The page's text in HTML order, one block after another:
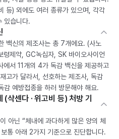
등) 외에도 여러 종류가 있으며, 각각
있습니다.
백신의 제조사는 총 7개에요. (사노
제약, GC녹십자, SK 바이오사이언
서 11개의 4가 독감 백신을 제공하고
고가 달라서, 선호하는 제조사, 독감
감 예방접종을 하러 방문해야 해요.
삭센다 · 위고비 등) 처방 기
아닌 “체내에 과다하게 많은 양의 체
통 아래 2가지 기준으로 진단합니다.